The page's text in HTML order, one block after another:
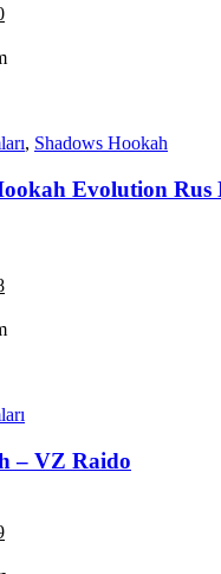
, Shadows Hookah
Evolution Rus
– VZ Raido